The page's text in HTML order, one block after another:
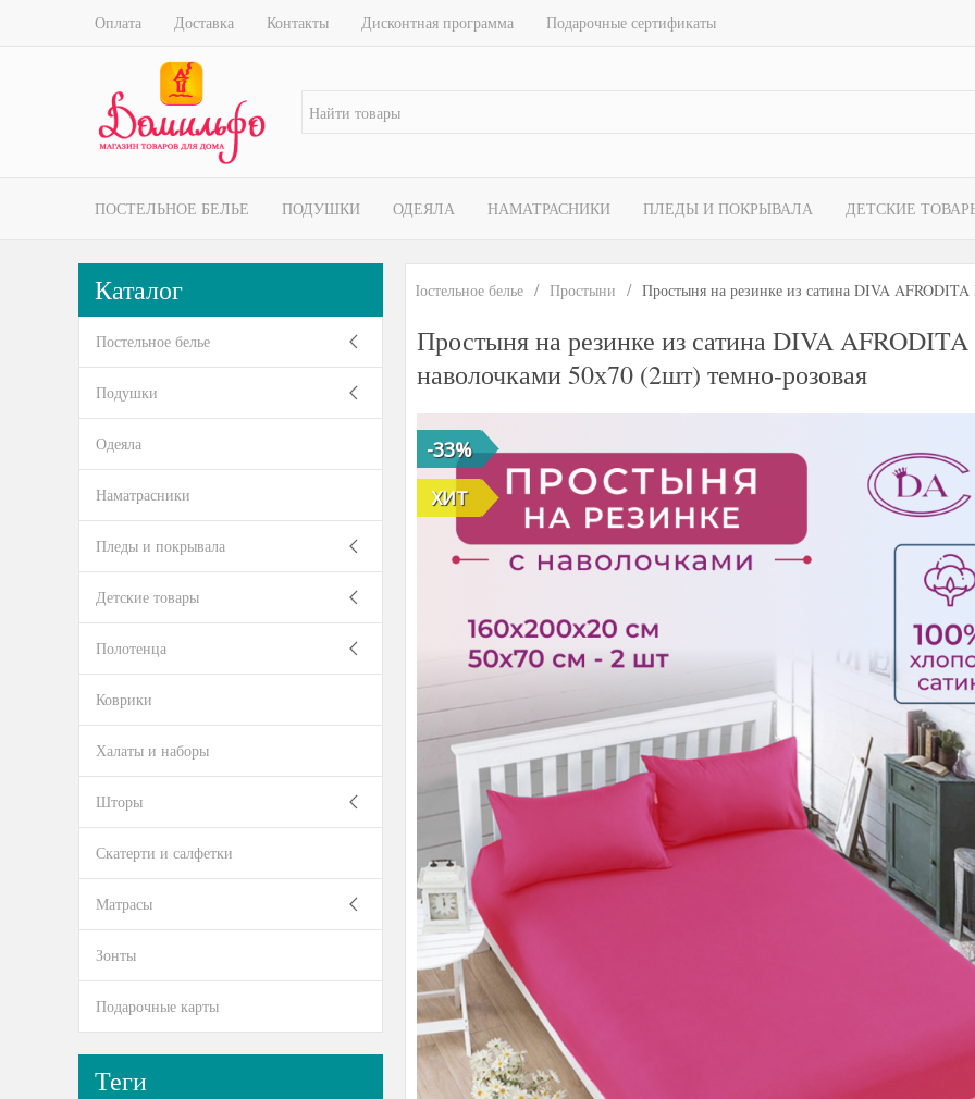
Оплата Доставка Контакты Дисконтная программа Подарочные сертификаты
ПОСТЕЛЬНОЕ БЕЛЬЕ ПОДУШКИ ОДЕЯЛА НАМАТРАСНИКИ ПЛЕДЫ И ПОКРЫВАЛА ДЕТСКИЕ
Постельное белье Простыни Простыня на резинке из сатина DIVA
Простыня на резинке из сатина DIVA AFRODITA
наволочками 50х70 (2шт) темно-розовая
-33%
ХИТ
Каталог
Постельное белье
Подушки
Одеяла
Наматрасники
Пледы и покрывала
Детские товары
Полотенца
Коврики
Халаты и наборы
Шторы
Скатерти и салфетки
Матрасы
Зонты
Подарочные карты
Теги